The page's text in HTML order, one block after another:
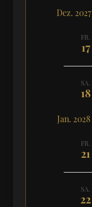
Dez. 2027
FR.
17
SA.
18
Jan. 2028
FR.
21
SA.
22